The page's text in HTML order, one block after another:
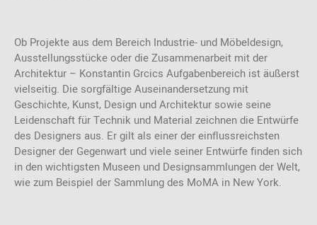
Ob Projekte aus dem Bereich Industrie- und Möbeldesign,
Ausstellungsstücke oder die Zusammenarbeit mit der
Architektur – Konstantin Grcics Aufgabenbereich ist äußerst
vielseitig. Die sorgfältige Auseinandersetzung mit
Geschichte, Kunst, Design und Architektur sowie seine
Leidenschaft für Technik und Material zeichnen die Entwürfe
des Designers aus. Er gilt als einer der einflussreichsten
Designer der Gegenwart und viele seiner Entwürfe finden sich
in den wichtigsten Museen und Designsammlungen der Welt,
wie zum Beispiel der Sammlung des MoMA in New York.